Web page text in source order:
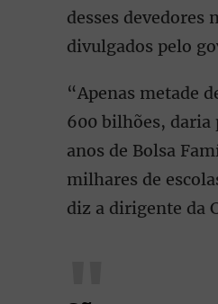
desses devedores
divulgados pelo
“Apenas metade
600 bilhões, daria
anos de Bolsa
milhares de
diz a dirigente da